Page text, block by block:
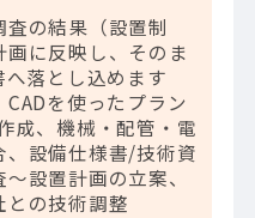
査の結果（設置制
に反映し、そのま
へ落とし込めます
CADを使ったプラン
成、機械・配管・電
、設備仕様書/技術資
設置計画の立案、
との技術調整